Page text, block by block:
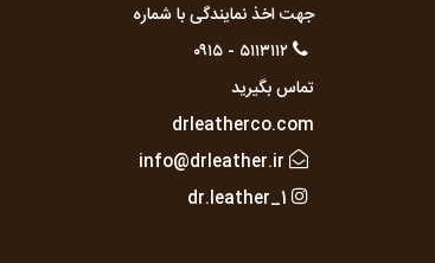
جهت اخذ نمایندگی با شماره
۵۱۱۳۱۱۲ - ۰۹۱۵
تماس بگیرید
drleatherco.com
info@drleather.ir
dr.leather_1